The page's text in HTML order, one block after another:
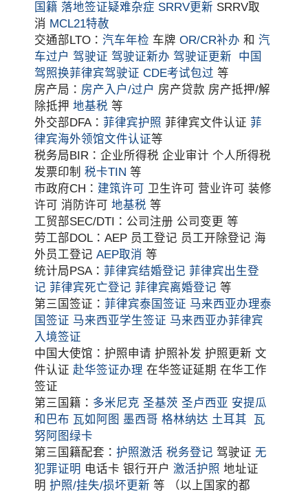
国籍 落地签证疑难杂症 SRRV更新 SRRV取
消 MCL21特赦
交通部LTO：汽车年检 车牌OR/CR补办 和汽
车过户 驾驶证 驾驶证新办 驾驶证更新
中国
驾照换菲律宾驾驶证 CDE考试包过 等
房产局： 房产入户/过户 房产贷款 房产抵押/解
除抵押地基税 等
外交部DFA： 菲律宾护照 菲律宾文件认证 菲
律宾海外领馆文件认证等
税务局BIR：企业所得税 企业审计 个人所得税
发票印制税卡TIN 等
市政府CH： 建筑许可 卫生许可 营业许可 装修
许可 消防许可地基税 等
工贸部SEC/DTI：公司注册 公司变更 等
劳工部DOL：AEP 员工登记 员工开除登记 海
外员工登记AEP取消 等
统计局PSA： 菲律宾结婚登记 菲律宾出生登
记 菲律宾死亡登记 菲律宾离婚登记 等
第三国签证： 菲律宾泰国签证 马来西亚办理泰
国签证 马来西亚学生签证 马来西亚办菲律宾
入境签证
中国大使馆：护照申请 护照补发 护照更新 文
件认证赴华签证办理 在华签证延期 在华工作
签证
第三国籍： 多米尼克 圣基茨 圣卢西亚 安提瓜
和巴布 瓦如阿图 墨西哥格林纳达 土耳其
瓦
努阿图绿卡
第三国籍配套：护照激活 税务登记 驾驶证无
犯罪证明 电话卡 银行开户激活护照 地址证
明护照/挂失/损坏更新 等 （以上国家的都